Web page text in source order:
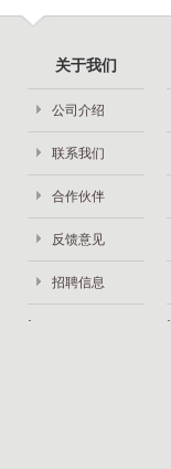
关于我们
公司介绍
联系我们
合作伙伴
反馈意见
招聘信息